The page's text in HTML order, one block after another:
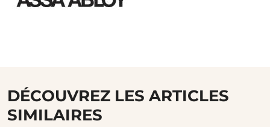
DÉCOUVREZ LES ARTICLES
SIMILAIRES